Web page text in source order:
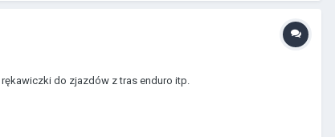
do zjazdów z tras enduro itp.